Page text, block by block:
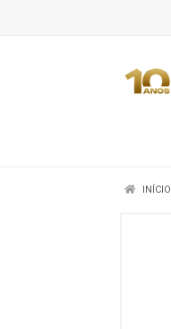
INÍCIO